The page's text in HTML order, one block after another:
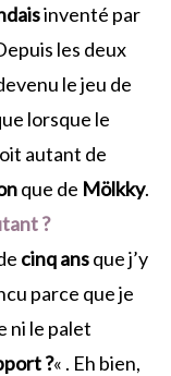
inventé par
les deux
le jeu de
lorsque le
autant de
que de Mölkky.
?
cinq ansque j’y
parce que je
ni le palet
?« . Eh bien,